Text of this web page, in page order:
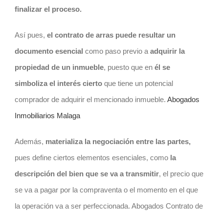
finalizar el proceso.
Así pues, el contratode arras puede resultar un
documento esencial como paso previo a adquirir la
propiedad de un inmueble, puesto que en él se
simboliza el interés ciertoque tiene un potencial
comprador de adquirir el mencionado inmueble. Abogados
Inmobiliarios Malaga
Además, materializa la negociación entre las partes,
pues define ciertos elementos esenciales, como la
descripción del bien que se va a transmitir, el precio que
se va a pagar por la compraventa o el momento en el que
la operación va a ser perfeccionada. Abogados Contrato de